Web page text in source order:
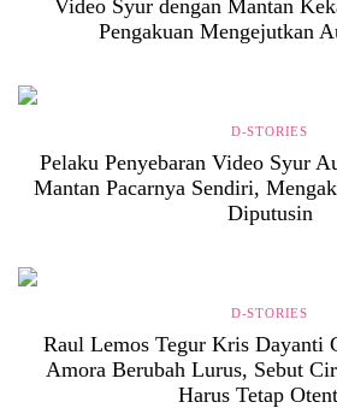
Video Syur dengan Mantan
Pengakuan Mengejutkan
D-STORIES
Pelaku Penyebaran Video Syur
Mantan Pacarnya Sendiri,
Diputusin
D-STORIES
Raul Lemos Tegur Kris Dayanti
Amora Berubah Lurus, Sebut
Harus Tetap